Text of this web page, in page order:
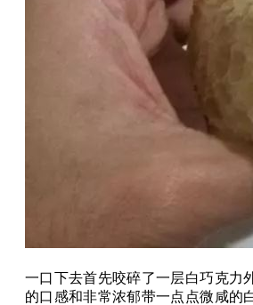
一口下去首先咬碎了一层白巧克力
的口感和非常浓郁带一点点微咸的